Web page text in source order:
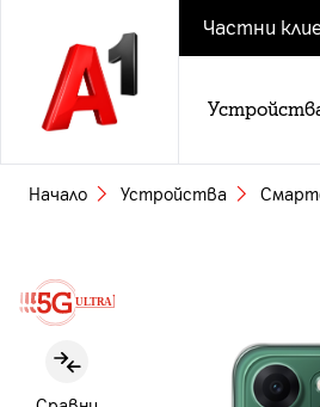
Частни
Начало Устройства
Slide 1 of 5